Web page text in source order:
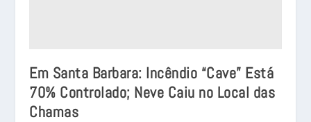
Em Santa Barbara: Incêndio “Cave” Está
70% Controlado; Neve Caiu no Local das
Chamas